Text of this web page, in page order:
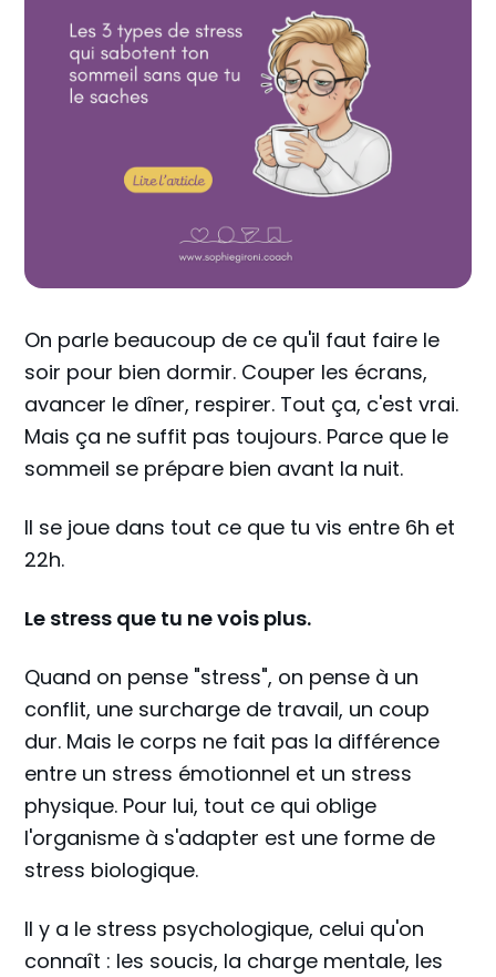
On parle beaucoup de ce qu'il faut faire le
soir pour bien dormir. Couper les écrans,
avancer le dîner, respirer. Tout ça, c'est vrai.
Mais ça ne suffit pas toujours. Parce que le
sommeil se prépare bien avant la nuit.
Il se joue dans tout ce que tu vis entre 6h et
22h.
Le stress que tu ne vois plus.
Quand on pense "stress", on pense à un
conflit, une surcharge de travail, un coup
dur. Mais le corps ne fait pas la différence
entre un stress émotionnel et un stress
physique. Pour lui, tout ce qui oblige
l'organisme à s'adapter est une forme de
stress biologique.
Il y a le stress psychologique, celui qu'on
connaît : les soucis, la charge mentale, les